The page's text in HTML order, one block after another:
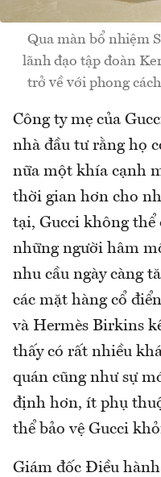
Qua màn bổ nhiệm
lãnh đạo tập đoàn
trở về với phong
Công ty mẹ của
nhà đầu tư rằng họ
nữa một khía cạnh
thời gian hơn cho
tại, Gucci không thể
những người hâm
nhu cầu ngày càng
các mặt hàng cổ
và Hermès Birkins
thấy có rất nhiều
quán cũng như sự
định hơn, ít phụ
thể bảo vệ Gucci
Giám đốc Điều